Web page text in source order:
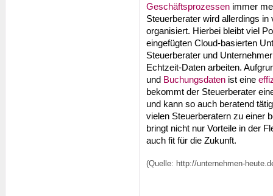
Geschäftsprozessen immer
Steuerberater wird allerdings
organisiert. Hierbei bleibt viel
eingefügten Cloud-basierten
Steuerberater und
Echtzeit-Daten arbeiten.
und Buchungsdaten ist eine
bekommt der Steuerberater
und kann so auch beratend
vielen Steuerberatern zu einer
bringt nicht nur Vorteile in der
auch fit für die Zukunft.
(Quelle: http://unternehmen-